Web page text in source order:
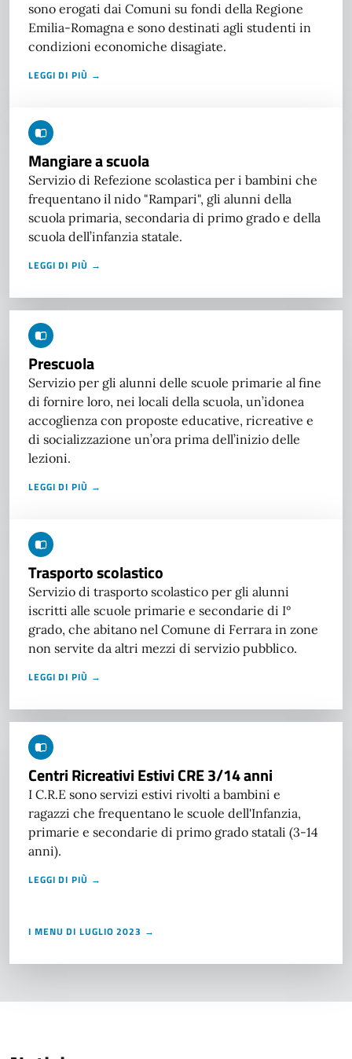
sono erogati dai Comuni su fondi della Regione
Emilia-Romagna e sono destinati agli studenti in
condizioni economiche disagiate.
LEGGI DI PIÙ →
Mangiare a scuola
Servizio di Refezione scolastica per i bambini che
frequentano il nido "Rampari", gli alunni della
scuola primaria, secondaria di primo grado e della
scuola dell’infanzia statale.
LEGGI DI PIÙ →
Prescuola
Servizio per gli alunni delle scuole primarie al fine
di fornire loro, nei locali della scuola, un’idonea
accoglienza con proposte educative, ricreative e
di socializzazione un’ora prima dell’inizio delle
lezioni.
LEGGI DI PIÙ →
Trasporto scolastico
Servizio di trasporto scolastico per gli alunni
iscritti alle scuole primarie e secondarie di I°
grado, che abitano nel Comune di Ferrara in zone
non servite da altri mezzi di servizio pubblico.
LEGGI DI PIÙ →
Centri Ricreativi Estivi CRE 3/14 anni
I C.R.E sono servizi estivi rivolti a bambini e
ragazzi che frequentano le scuole dell'Infanzia,
primarie e secondarie di primo grado statali (3-14
anni).
LEGGI DI PIÙ →
I MENU DI LUGLIO 2023 →